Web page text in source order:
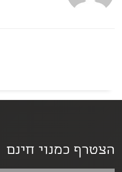
הצטרף כמנוי חינם